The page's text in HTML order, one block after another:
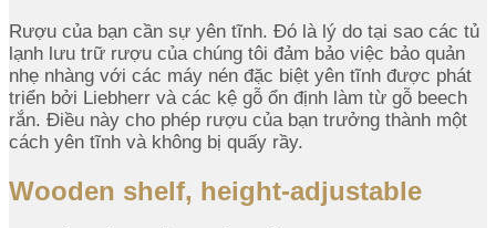
Rượu của bạn cần sự yên tĩnh. Đó là lý do tại sao các tủ
lạnh lưu trữ rượu của chúng tôi đảm bảo việc bảo quản
nhẹ nhàng với các máy nén đặc biệt yên tĩnh được phát
triển bởi Liebherr và các kệ gỗ ổn định làm từ gỗ beech
rắn. Điều này cho phép rượu của bạn trưởng thành một
cách yên tĩnh và không bị quấy rầy.
Wooden shelf, height-adjustable